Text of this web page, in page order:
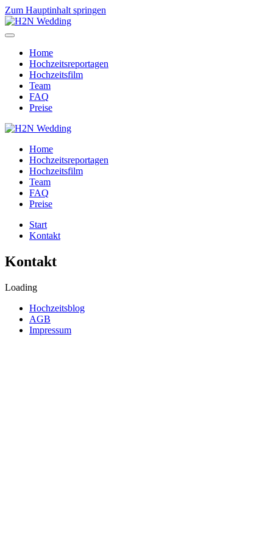
Zum Hauptinhalt springen
Home
Hochzeitsreportagen
Hochzeitsfilm
Team
FAQ
Preise
Home
Hochzeitsreportagen
Hochzeitsfilm
Team
FAQ
Preise
Start
Kontakt
Kontakt
Loading
Hochzeitsblog
AGB
Impressum